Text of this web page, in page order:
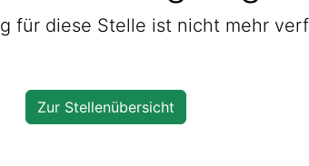
für diese Stelle ist nicht mehr
Zur Stellenübersicht